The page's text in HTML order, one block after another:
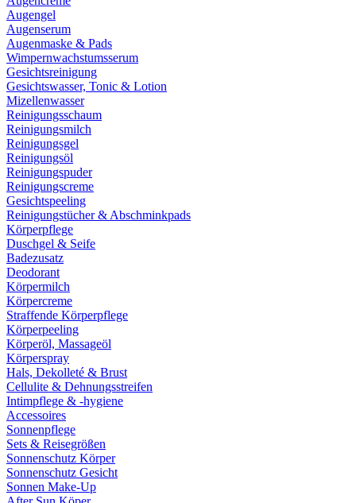
Augengel
Augenserum
Augenmaske & Pads
Wimpernwachstumsserum
Gesichtsreinigung
Gesichtswasser, Tonic & Lotion
Mizellenwasser
Reinigungsschaum
Reinigungsmilch
Reinigungsgel
Reinigungsöl
Reinigungspuder
Reinigungscreme
Gesichtspeeling
Reinigungstücher & Abschminkpads
Körperpflege
Duschgel & Seife
Badezusatz
Deodorant
Körpermilch
Körpercreme
Straffende Körperpflege
Körperpeeling
Körperöl, Massageöl
Körperspray
Hals, Dekolleté & Brust
Cellulite & Dehnungsstreifen
Intimpflege & -hygiene
Accessoires
Sonnenpflege
Sets & Reisegrößen
Sonnenschutz Körper
Sonnenschutz Gesicht
Sonnen Make-Up